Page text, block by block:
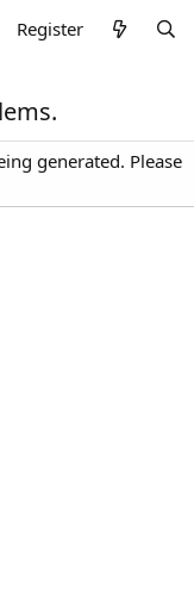
Register
generated. Please